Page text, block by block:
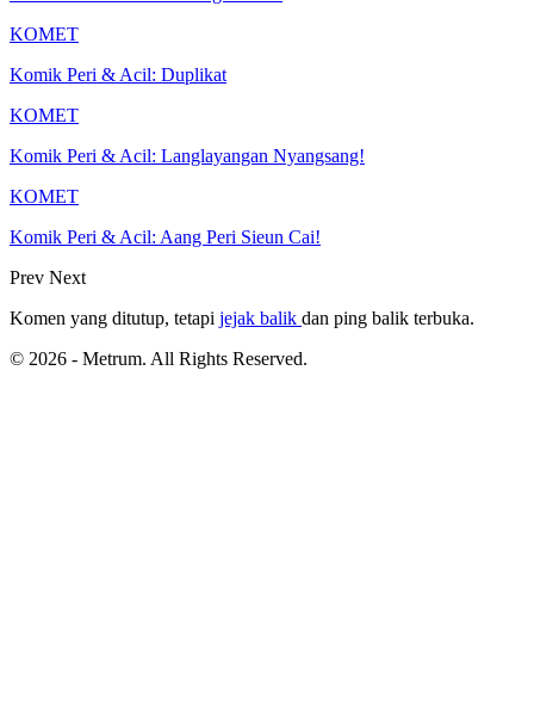
KOMET
Komik Peri & Acil: Duplikat
KOMET
Komik Peri & Acil: Langlayangan Nyangsang!
KOMET
Komik Peri & Acil: Aang Peri Sieun Cai!
Prev Next
Komen yang ditutup, tetapi jejak balik dan ping balik terbuka.
© 2026 - Metrum. All Rights Reserved.